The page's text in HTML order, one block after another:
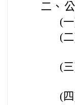
二、
(
(
(
(